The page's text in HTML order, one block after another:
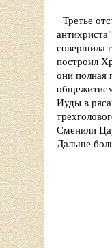
Третье
совершила
построил
они полная
Иуды в
Сменили
Дальше